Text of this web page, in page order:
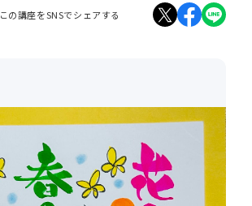
この講座をSNSでシェアする